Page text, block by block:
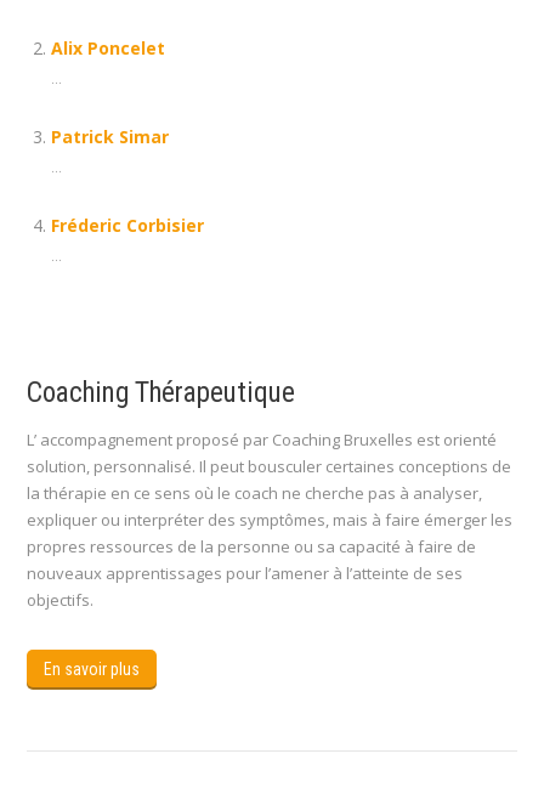
Alix Poncelet
...
Patrick Simar
...
Fréderic Corbisier
...
Coaching Thérapeutique
L’ accompagnement proposé par Coaching Bruxelles est orienté
solution, personnalisé. Il peut bousculer certaines conceptions de
la thérapie en ce sens où le coach ne cherche pas à analyser,
expliquer ou interpréter des symptômes, mais à faire émerger les
propres ressources de la personne ou sa capacité à faire de
nouveaux apprentissages pour l’amener à l’atteinte de ses
objectifs.
En savoir plus